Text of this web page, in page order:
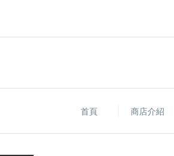
首頁 商店介紹